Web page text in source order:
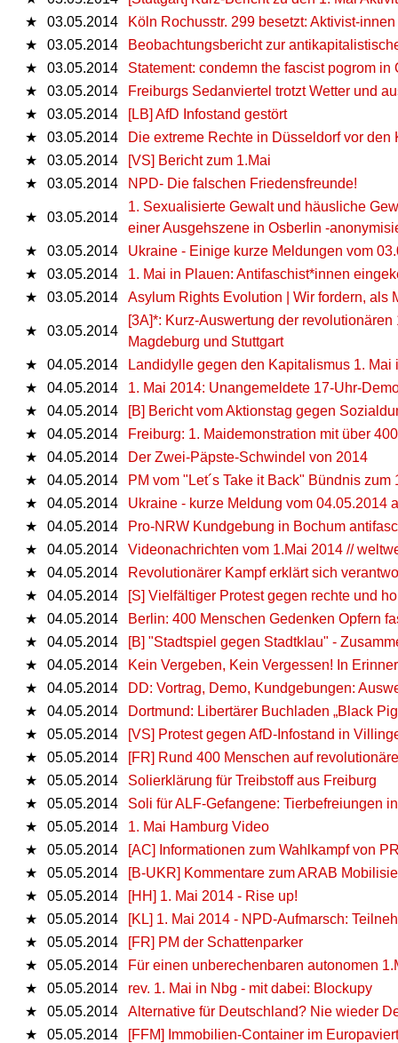
★
03.05.2014
Köln Rochusstr. 299 besetzt: Aktivist-
★
03.05.2014
Beobachtungsbericht zur
★
03.05.2014
Statement: condemn the fascist pogrom in
★
03.05.2014
Freiburgs Sedanviertel trotzt Wetter und
★
03.05.2014
[LB] AfD Infostand gestört
★
03.05.2014
Die extreme Rechte in Düsseldorf vor den
★
03.05.2014
[VS] Bericht zum 1.Mai
★
03.05.2014 NPD- Die falschen Friedensfreunde!
★ 03.05.2014
1. Sexualisierte Gewalt und häusliche
einer Ausgehszene in Osberlin -
★
03.05.2014
Ukraine - Einige kurze Meldungen vom
★
03.05.2014
1. Mai in Plauen: Antifaschist*innen
★
03.05.2014 Asylum Rights Evolution | Wir fordern, als
★ 03.05.2014
[3A]*: Kurz-Auswertung der
Magdeburg und Stuttgart
★
04.05.2014
Landidylle gegen den Kapitalismus 1. Mai
★
04.05.2014
1. Mai 2014: Unangemeldete 17-Uhr-
★
04.05.2014
[B] Bericht vom Aktionstag gegen
★
04.05.2014
Freiburg: 1. Maidemonstration mit über
★
04.05.2014
Der Zwei-Päpste-Schwindel von 2014
★
04.05.2014
PM vom "Let´s Take it Back" Bündnis zum
★
04.05.2014
Ukraine - kurze Meldung vom 04.05.2014
★
04.05.2014
Pro-NRW Kundgebung in Bochum
★
04.05.2014
Videonachrichten vom 1.Mai 2014 //
★
04.05.2014
Revolutionärer Kampf erklärt sich
★
04.05.2014
[S] Vielfältiger Protest gegen rechte und
★
04.05.2014
Berlin: 400 Menschen Gedenken Opfern
★
04.05.2014
[B] "Stadtspiel gegen Stadtklau" -
★
04.05.2014
Kein Vergeben, Kein Vergessen! In
★
04.05.2014
DD: Vortrag, Demo, Kundgebungen:
★
04.05.2014
Dortmund: Libertärer Buchladen „Black
★
05.05.2014
[VS] Protest gegen AfD-Infostand in
★
05.05.2014
[FR] Rund 400 Menschen auf
★
05.05.2014
Solierklärung für Treibstoff aus Freiburg
★
05.05.2014
Soli für ALF-Gefangene: Tierbefreiungen
★
05.05.2014
1. Mai Hamburg Video
★
05.05.2014
[AC] Informationen zum Wahlkampf von
★
05.05.2014
[B-UKR] Kommentare zum ARAB
★
05.05.2014
[HH] 1. Mai 2014 - Rise up!
★
05.05.2014
[KL] 1. Mai 2014 - NPD-Aufmarsch:
★
05.05.2014
[FR] PM der Schattenparker
★
05.05.2014
Für einen unberechenbaren autonomen
★
05.05.2014
rev. 1. Mai in Nbg - mit dabei: Blockupy
★
05.05.2014
Alternative für Deutschland? Nie wieder
★
05.05.2014
[FFM] Immobilien-Container im